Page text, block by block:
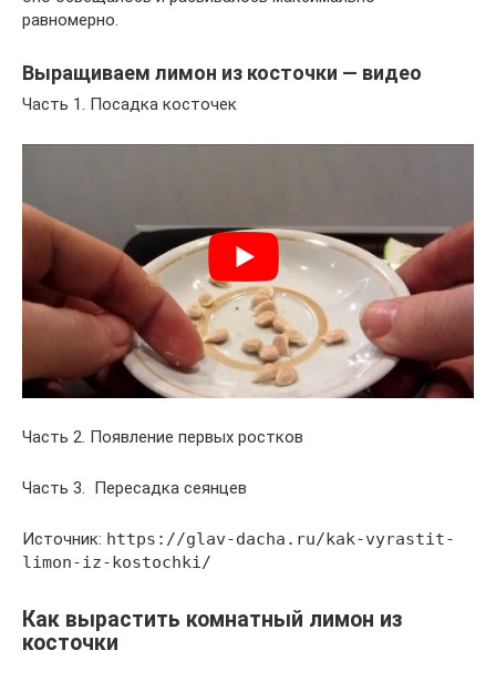
равномерно.
Выращиваем лимон из косточки — видео
Часть 1. Посадка косточек
Часть 2. Появление первых ростков
Часть 3. Пересадка сеянцев
Источник: https://glav-dacha.ru/kak-vyrastit-
limon-iz-kostochki/
Как вырастить комнатный лимон из
косточки